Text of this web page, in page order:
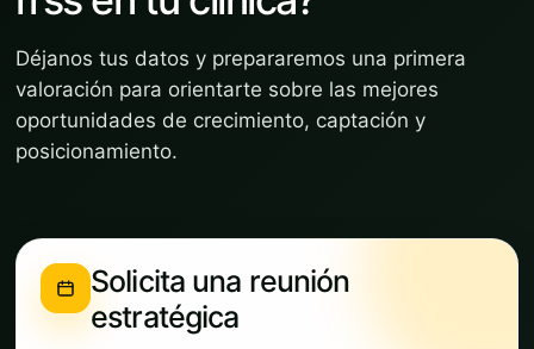
Déjanos tus datos y prepararemos una primera
valoración para orientarte sobre las mejores
oportunidades de crecimiento, captación y
posicionamiento.
Solicita una reunión
estratégica